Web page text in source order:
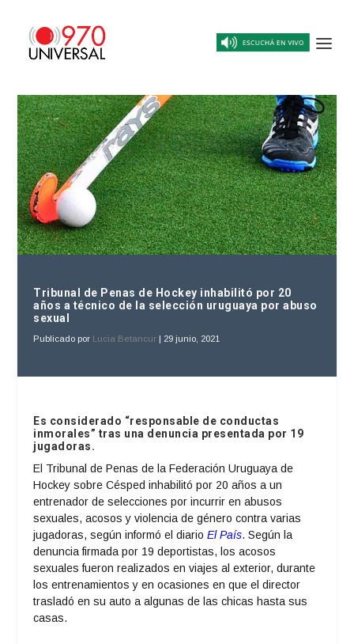
Tribunal de Penas de Hockey inhabilitó por 20
años a técnico de la selección uruguaya por abuso
sexual
Publicado por Lucia Betancur | 29 junio, 2021
Es considerado “responsable de conductas
inmorales” tras una denuncia presentada por 19
jugadoras.
El Tribunal de Penas de la Federación Uruguaya de
Hockey sobre Césped inhabilitó por 20 años a un
entrenador de selecciones por incurrir en abusos
sexuales, acosos y violencia de género contra varias
jugadoras, según informó el diarioEl País. Según la
denuncia firmada por 19 deportistas, los acosos
sexuales fueron realizados en viajes al exterior, durante
los entrenamientos y en ocasiones en que el director
trasladó en su auto a algunas de las chicas hasta sus
casas.